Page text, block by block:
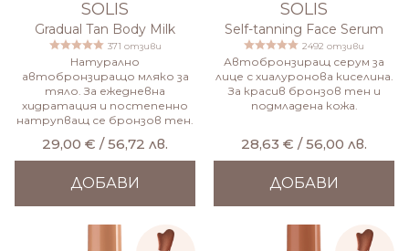
SOLIS
Gradual Tan Body Milk
371 отзиви
Натурално
автобронзиращо мляко за
тяло. За ежедневна
хидратация и постепенно
натрупващ се бронзов тен.
29,00 € / 56,72 лв.
ДОБАВИ
SOLIS
Self-tanning Face Serum
2492 отзиви
Автобронзиращ серум за
лице с хиалуронова киселина.
За красив бронзов тен и
подмладена кожа.
28,63 € / 56,00 лв.
ДОБАВИ